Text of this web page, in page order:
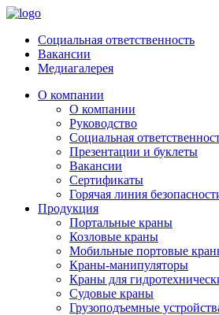
Социальная ответственность
Вакансии
Медиагалерея
О компании
О компании
Руководство
Социальная
Презентации и буклеты
Вакансии
Сертификаты
Горячая линия
Продукция
Портальные краны
Козловые краны
Мобильные портовые
Краны-манипуляторы
Краны для
Судовые краны
Грузоподъемные